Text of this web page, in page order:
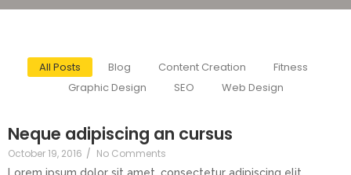
All Posts Blog Content Creation
Fitness
Graphic Design
SEO Web Design
Neque adipiscing an cursus
October 19, 2016 / No Comments
Lorem ipsum dolor sit amet, consectetur adipiscing elit.